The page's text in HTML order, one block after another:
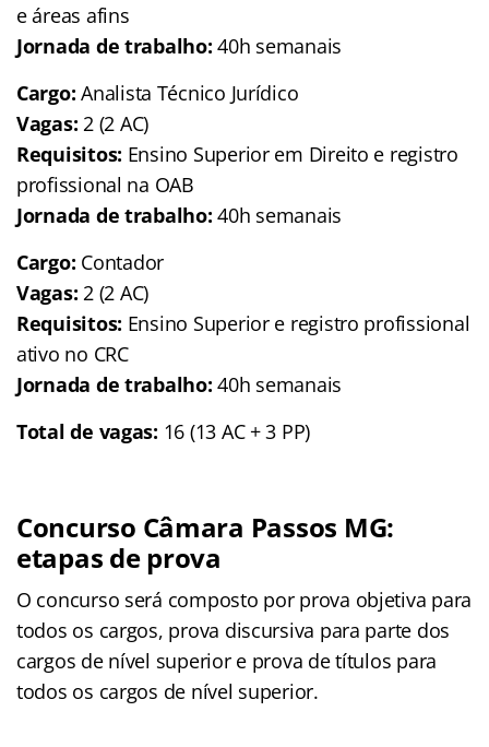
e áreas afins
Jornada de trabalho: 40h semanais
Cargo: Analista Técnico Jurídico
Vagas: 2 (2 AC)
Requisitos: Ensino Superior em Direito e registro
profissional na OAB
Jornada de trabalho: 40h semanais
Cargo: Contador
Vagas: 2 (2 AC)
Requisitos: Ensino Superior e registro profissional
ativo no CRC
Jornada de trabalho: 40h semanais
Total de vagas: 16 (13 AC + 3 PP)
Concurso Câmara Passos MG:
etapas de prova
O concurso será composto por prova objetiva para
todos os cargos, prova discursiva para parte dos
cargos de nível superior e prova de títulos para
todos os cargos de nível superior.